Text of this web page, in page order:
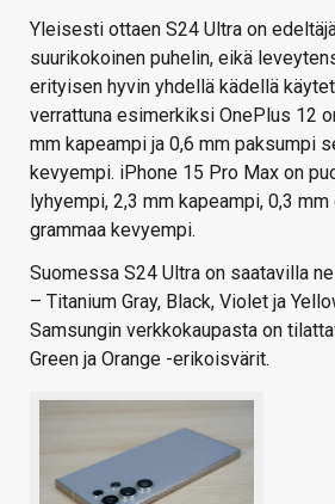
Yleisesti ottaen S24 Ultra on
suurikokoinen puhelin, eikä
erityisen hyvin yhdellä kädellä
verrattuna esimerkiksi OnePlus 12
mm kapeampi ja 0,6 mm paksumpi
kevyempi. iPhone 15 Pro Max on
lyhyempi, 2,3 mm kapeampi, 0,3
grammaa kevyempi.
Suomessa S24 Ultra on saatavilla
– Titanium Gray, Black, Violet ja
Samsungin verkkokaupasta on
Green ja Orange -erikoisvärit.